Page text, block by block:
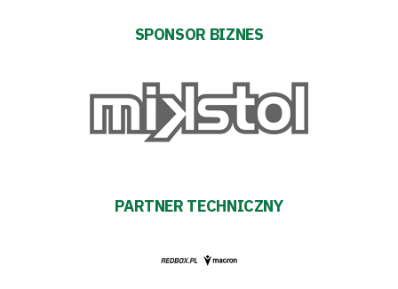
SPONSOR BIZNES
PARTNER TECHNICZNY